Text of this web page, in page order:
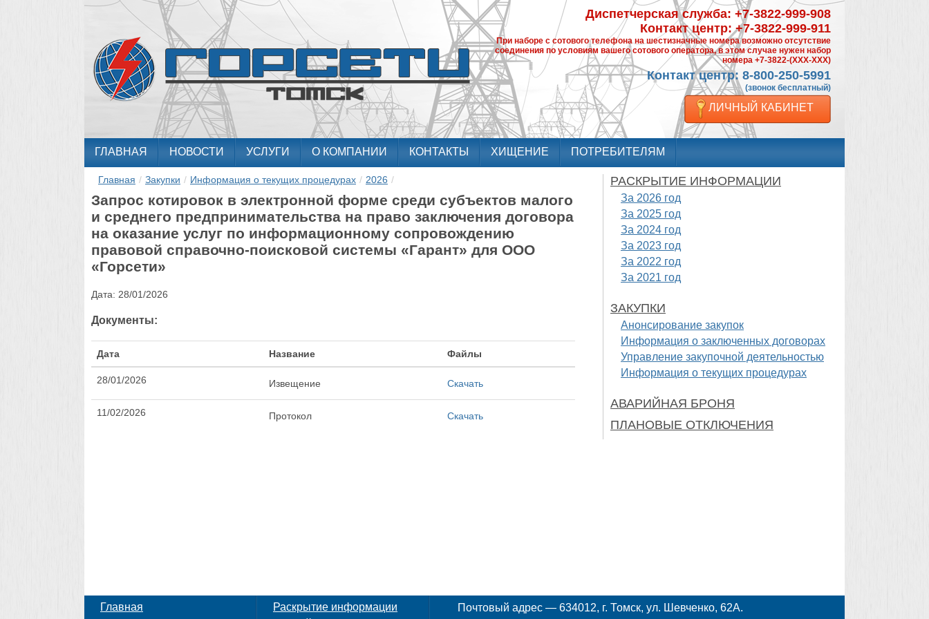
Диспетчерская служба: +7-3822-999-908
Контакт центр: +7-3822-999-911
При наборе с сотового телефона на шестизначные номера возможно отсутствие
соединения по условиям вашего сотового оператора, в этом случае нужен набор
номера +7-3822-(XXX-XXX)
Контакт центр: 8-800-250-5991
(звонок бесплатный)
ЛИЧНЫЙ КАБИНЕТ
ГЛАВНАЯ НОВОСТИ УСЛУГИ О КОМПАНИИ КОНТАКТЫ ХИЩЕНИЕ ПОТРЕБИТЕЛЯМ
Главная / Закупки / Информация о текущих процедурах / 2026 /
Запрос котировок в электронной форме среди субъектов малого
и среднего предпринимательства на право заключения договора
на оказание услуг по информационному сопровождению
правовой справочно-поисковой системы «Гарант» для ООО
«Горсети»
Дата: 28/01/2026
Документы:
Дата Название Файлы
28/01/2026 Извещение Скачать
11/02/2026 Протокол Скачать
РАСКРЫТИЕ ИНФОРМАЦИИ
За 2026 год
За 2025 год
За 2024 год
За 2023 год
За 2022 год
За 2021 год
ЗАКУПКИ
Анонсирование закупок
Информация о заключенных договорах
Управление закупочной деятельностью
Информация о текущих процедурах
АВАРИЙНАЯ БРОНЯ
ПЛАНОВЫЕ ОТКЛЮЧЕНИЯ
Главная
Раскрытие информации
Почтовый адрес — 634012, г. Томск, ул. Шевченко, 62А.